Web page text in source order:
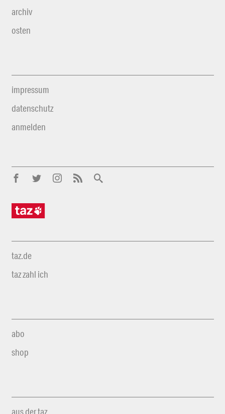
archiv
osten
impressum
datenschutz
anmelden
taz.de
taz zahl ich
abo
shop
aus der taz